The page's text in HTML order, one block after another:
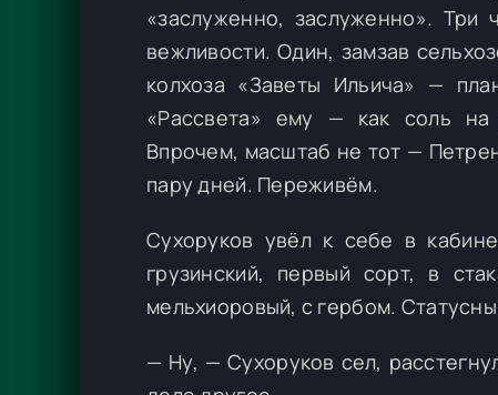
«заслуженно, заслуженно». Три
вежливости. Один, замзав
колхоза «Заветы Ильича» —
«Рассвета» ему — как соль на
Впрочем, масштаб не тот —
пару дней. Переживём.
Сухоруков увёл к себе в
грузинский, первый сорт, в
мельхиоровый, с гербом.
— Ну, — Сухоруков сел,